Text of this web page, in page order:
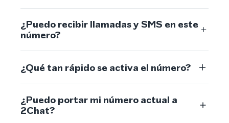
¿Puedo recibir llamadas y SMS en este
número?
¿Qué tan rápido se activa el número?
¿Puedo portar mi número actual a
2Chat?